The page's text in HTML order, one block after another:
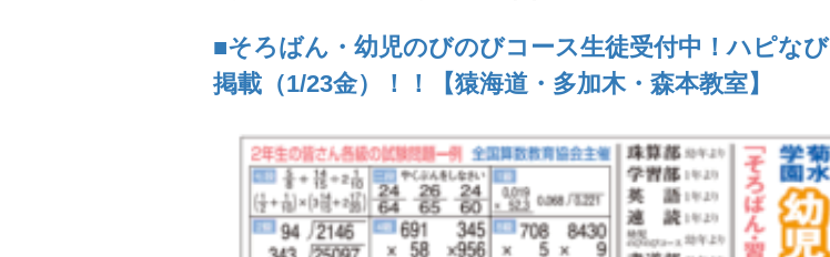
■そろばん・幼児のびのびコース生徒受付中！ハピなび
掲載（1/23金）！！【猿海道・多加木・森本教室】